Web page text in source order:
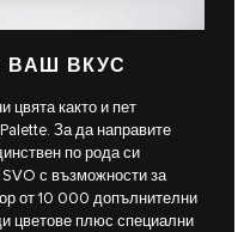
ВАШ ВКУС
цвята както и пет
За да направите
по рода си
с възможности за
от 10 000 допълнителни
цветове плюс специални